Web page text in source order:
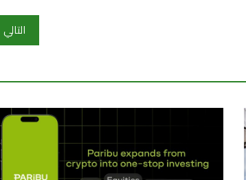
التالي